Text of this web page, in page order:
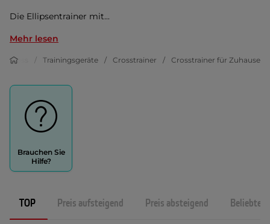
Die Ellipsentrainer mit...
Mehr lesen
Fitness Trainingsgeräte Crosstrainer Crosstrainer für Zuhause
Brauchen Sie
Hilfe?
TOP Preis aufsteigend Preis absteigend